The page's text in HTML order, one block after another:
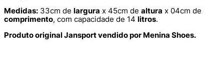
Medidas: 33cm de largura x 45cm de altura x 04cm de
comprimento, com capacidade de 14 litros.
Produto original Jansport vendido por Menina Shoes.